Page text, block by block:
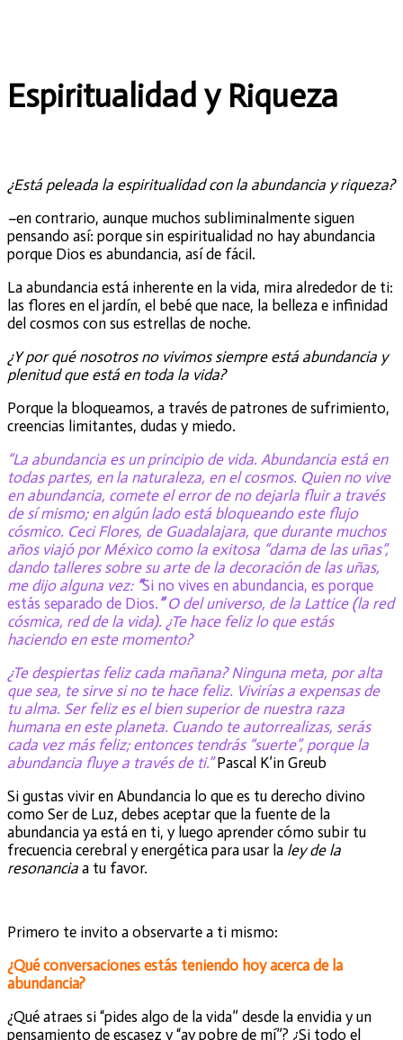
Espiritualidad y Riqueza
¿Está peleada la espiritualidad con la abundancia y riqueza?
–en contrario, aunque muchos subliminalmente siguen
pensando así: porque sin espiritualidad no hay abundancia
porque Dios es abundancia, así de fácil.
La abundancia está inherente en la vida, mira alrededor de ti:
las flores en el jardín, el bebé que nace, la belleza e infinidad
del cosmos con sus estrellas de noche.
¿Y por qué nosotros no vivimos siempre está abundancia y
plenitud que está en toda la vida?
Porque la bloqueamos, a través de patrones de sufrimiento,
creencias limitantes, dudas y miedo.
“La abundancia es un principio de vida. Abundancia está en
todas partes, en la naturaleza, en el cosmos. Quien no vive
en abundancia, comete el error de no dejarla fluir a través
de sí mismo; en algún lado está bloqueando este flujo
cósmico. Ceci Flores, de Guadalajara, que durante muchos
años viajó por México como la exitosa “dama de las uñas”,
dando talleres sobre su arte de la decoración de las uñas,
me dijo alguna vez: “Si no vives en abundancia, es porque
estás separado de Dios. ”O del universo, de la Lattice (la red
cósmica, red de la vida). ¿Te hace feliz lo que estás
haciendo en este momento?
¿Te despiertas feliz cada mañana? Ninguna meta, por alta
que sea, te sirve si no te hace feliz. Vivirías a expensas de
tu alma. Ser feliz es el bien superior de nuestra raza
humana en este planeta. Cuando te autorrealizas, serás
cada vez más feliz; entonces tendrás “suerte”, porque la
abundancia fluye a través de ti.”Pascal K’in Greub
Si gustas vivir en Abundancia lo que es tu derecho divino
como Ser de Luz, debes aceptar que la fuente de la
abundancia ya está en ti, y luego aprender cómo subir tu
frecuencia cerebral y energética para usar la ley de la
resonancia a tu favor.
Primero te invito a observarte a ti mismo:
¿Qué conversaciones estás teniendo hoy acerca de la
abundancia?
¿Qué atraes si “pides algo de la vida” desde la envidia y un
pensamiento de escasez y “ay pobre de mí”? ¿Si todo el